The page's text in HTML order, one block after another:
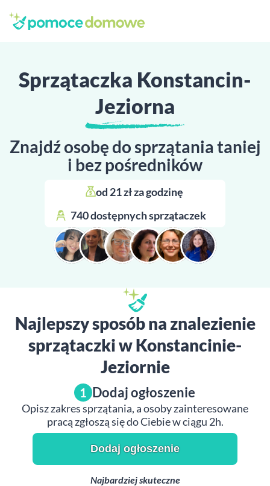
Sprzątaczka Konstancin-
Jeziorna
Znajdź osobę do sprzątania taniej
i bez pośredników
od 21 zł za godzinę
740 dostępnych sprzątaczek
Najlepszy sposób na znalezienie
sprzątaczki w Konstancinie-
Jeziornie
1 Dodaj ogłoszenie
Opisz zakres sprzątania, a osoby zainteresowane
pracą zgłoszą się do Ciebie w ciągu 2h.
Dodaj ogłoszenie
Najbardziej skuteczne